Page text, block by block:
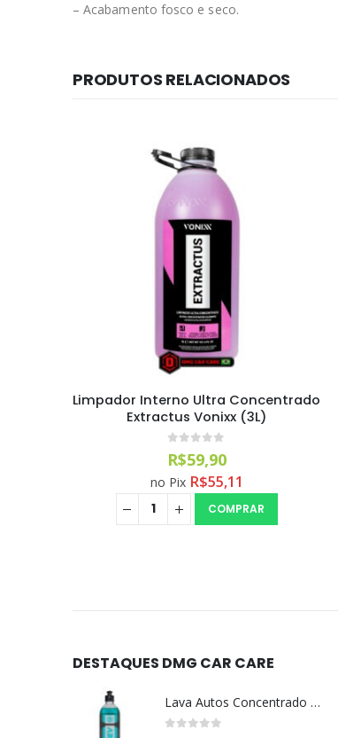
– Acabamento fosco e seco.
PRODUTOS RELACIONADOS
Vonixx Sintra Pro Multilimpador
Limpeza de Interiores 1:60 (1,5 L)
out of 5
R$43,99
no Pix R$40,47
COMPRAR
DESTAQUES DMG CAR CARE
Lava Autos Concentrado NEV (nevada) 1:400 (500ml)